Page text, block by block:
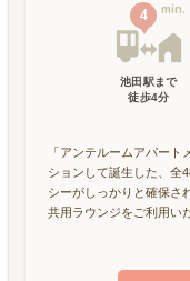
4 min.
池田駅まで
徒歩4分
「アンテルームアパー
ションして誕生した、全
シーがしっかりと確保さ
共用ラウンジをご利用い